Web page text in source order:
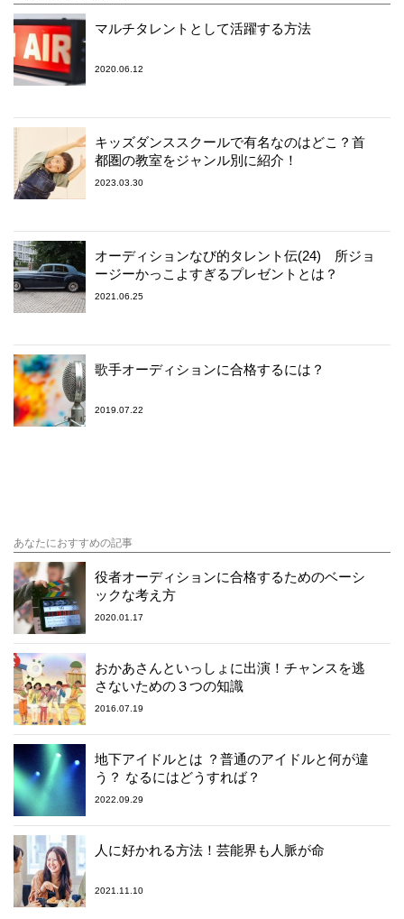
マルチタレントとして活躍する方法
2020.06.12
キッズダンススクールで有名なのはどこ？首
都圏の教室をジャンル別に紹介！
2023.03.30
オーディションなび的タレント伝(24) 所ジョ
ージーかっこよすぎるプレゼントとは？
2021.06.25
歌手オーディションに合格するには？
2019.07.22
あなたにおすすめの記事
役者オーディションに合格するためのベーシ
ックな考え方
2020.01.17
おかあさんといっしょに出演！チャンスを逃
さないための３つの知識
2016.07.19
地下アイドルとは ？普通のアイドルと何が違
う？ なるにはどうすれば？
2022.09.29
人に好かれる方法！芸能界も人脈が命
2021.11.10